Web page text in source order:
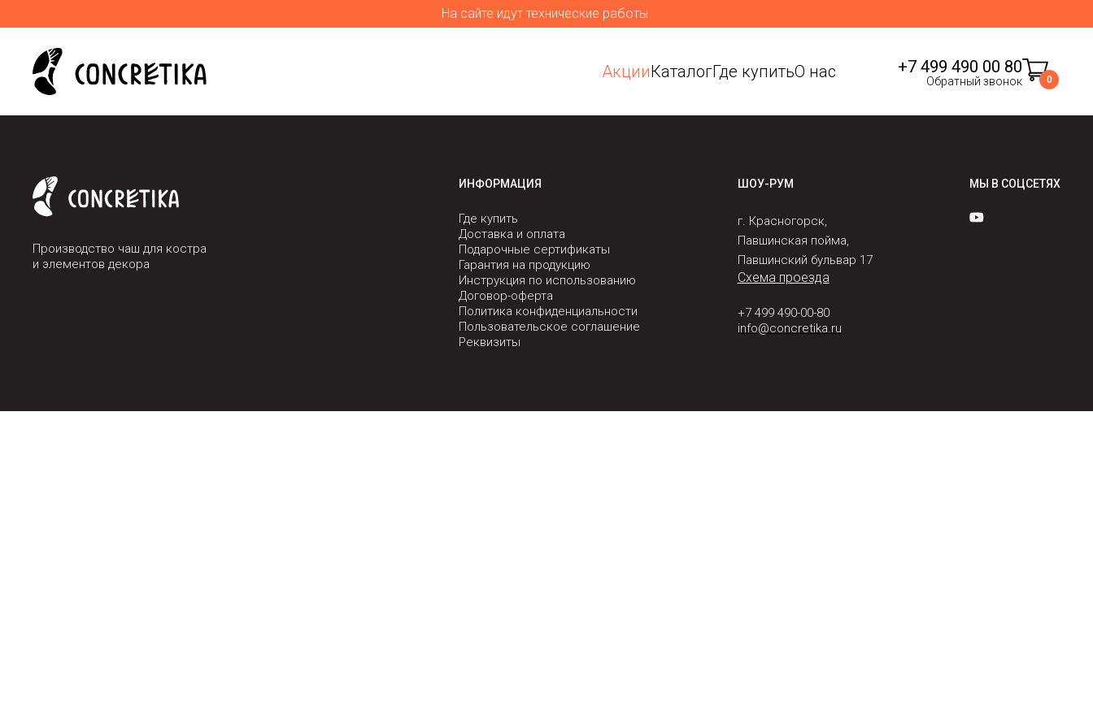
На сайте идут технические работы.
АкцииКаталогГде купитьО нас +7 499 490 00 80
Обратный звонок 0
Производство чаш для костра
и элементов декора
ИНФОРМАЦИЯ
Где купить
Доставка и оплата
Подарочные сертификаты
Гарантия на продукцию
Инструкция по использованию
Договор-оферта
Политика конфиденциальности
Пользовательское соглашение
Реквизиты
ШОУ-РУМ
г. Красногорск,
Павшинская пойма,
Павшинский бульвар 17
Схема проезда
+7 499 490-00-80
info@concretika.ru
МЫ В СОЦСЕТЯХ